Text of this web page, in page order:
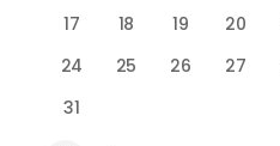
17
18 19 20
24
25 26 27
31